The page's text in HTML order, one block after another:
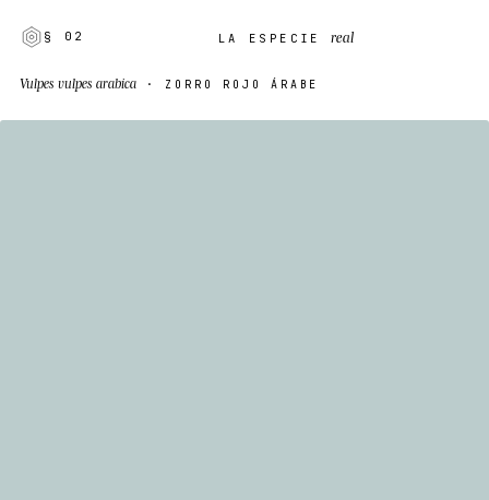
§ 02 LA ESPECIE real
Vulpes vulpes arabica · ZORRO ROJO ÁRABE